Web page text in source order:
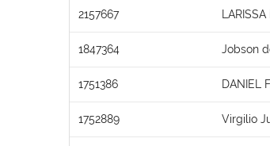
2157667
1847364 Jobson
1751386 DANIEL
1752889 Virgilio